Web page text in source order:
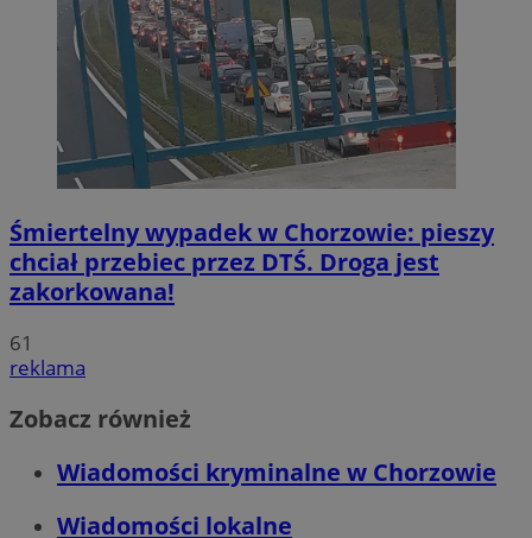
Śmiertelny wypadek w Chorzowie: pieszy
chciał przebiec przez DTŚ. Droga jest
zakorkowana!
61
reklama
Zobacz również
Wiadomości kryminalne w Chorzowie
Wiadomości lokalne